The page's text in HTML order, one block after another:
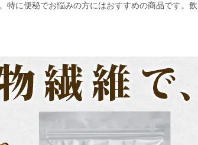
特に便秘でお悩みの方にはおすすめの商品です。飲